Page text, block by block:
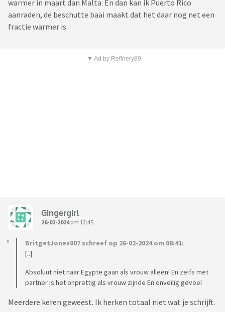
warmer in maart dan Malta. En dan kan ik Puerto Rico
aanraden, de beschutte baai maakt dat het daar nog net een
fractie warmer is.
▼ Ad by Refinery89
Gingergirl
26-02-2024om 12:45
BritgetJones007 schreef op 26-02-2024 om 08:41:
[..]
Absoluut niet naar Egypte gaan als vrouw alleen! En zelfs met
partner is het onprettig als vrouw zijnde En onveilig gevoel
Meerdere keren geweest. Ik herken totaal niet wat je schrijft.